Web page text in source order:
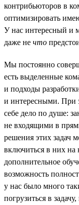
контрибьюторов в
оптимизировать
У нас интересный и
даже не что
Мы постоянно
есть выделенные
и подходы
и интересными. При
себе дело по душе:
не входящими в
решения этих задач
включиться в них на
дополнительное
возможность
у нас было много
погрузиться в